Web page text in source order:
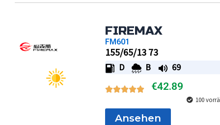
FIREMAX
FM601
155/65/13 73
D B 69
€42.89
100
Ansehen